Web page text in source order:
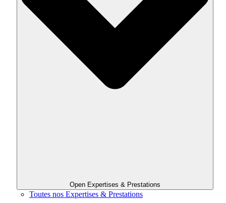
Open Expertises & Prestations
Toutes nos Expertises & Prestations